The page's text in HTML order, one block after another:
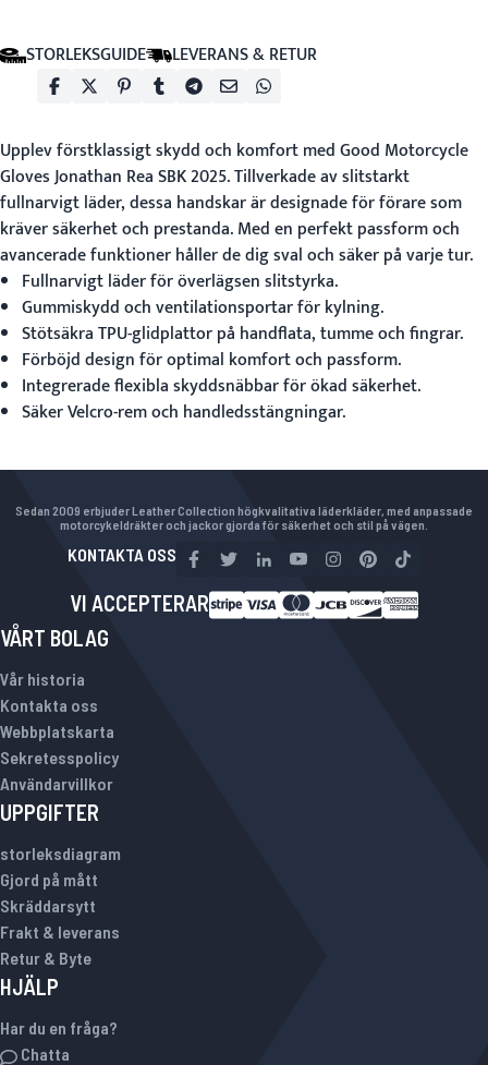
STORLEKSGUIDE LEVERANS & RETUR
Upplev förstklassigt skydd och komfort medGood Motorcycle
GlovesJonathan Rea SBK 2025. Tillverkade av slitstarkt
fullnarvigt läder, dessa handskar är designade för förare som
kräver säkerhet och prestanda. Med en perfekt passform och
avancerade funktioner håller de dig sval och säker på varje tur.
Fullnarvigt läder för överlägsen slitstyrka.
Gummiskydd och ventilationsportar för kylning.
Stötsäkra TPU-glidplattor på handflata, tumme och fingrar.
Förböjd design för optimal komfort och passform.
Integrerade flexibla skyddsnäbbar för ökad säkerhet.
Säker Velcro-rem och handledsstängningar.
Sedan 2009 erbjuder Leather Collection högkvalitativa läderkläder, med anpassade
motorcykeldräkter och jackor gjorda för säkerhet och stil på vägen.
KONTAKTA OSS
VI ACCEPTERAR
VÅRT BOLAG
Vår historia
Kontakta oss
Webbplatskarta
Sekretesspolicy
Användarvillkor
UPPGIFTER
storleksdiagram
Gjord på mått
Skräddarsytt
Frakt & leverans
Retur & Byte
HJÄLP
Har du en fråga?
Chatta